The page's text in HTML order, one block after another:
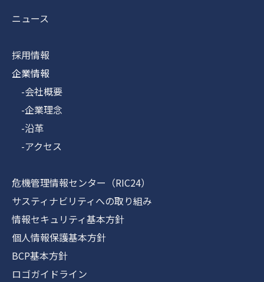
ニュース
採用情報
企業情報
-会社概要
-企業理念
-沿革
-アクセス
危機管理情報センター（RIC24）
サスティナビリティへの取り組み
情報セキュリティ基本方針
個人情報保護基本方針
BCP基本方針
ロゴガイドライン